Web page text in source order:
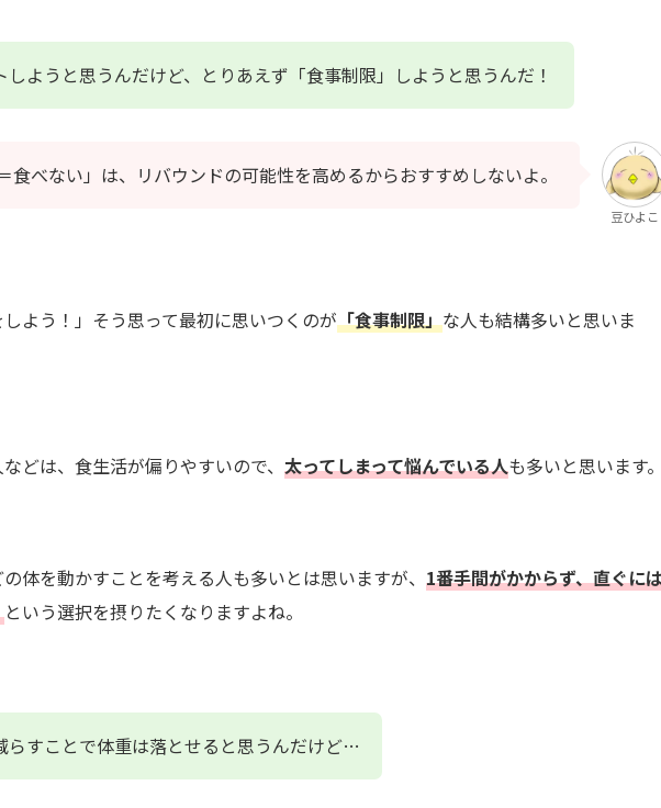
しようと思うんだけど、とりあえず「食事制限」しようと思うんだ！
食べない」は、リバウンドの可能性を高めるからおすすめしないよ。
豆ひよこ
しよう！」そう思って最初に思いつくのが「食事制限」な人も結構多いと思いま
どは、食生活が偏りやすいので、 太ってしまって悩んでいる人も多いと思います
体を動かすことを考える人も多いとは思いますが、 1番手間がかからず、直ぐに
という選択を摂りたくなりますよね。
らすことで体重は落とせると思うんだけど…